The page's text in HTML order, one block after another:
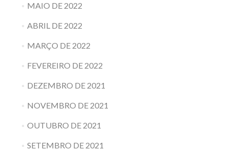
MAIO DE 2022
ABRIL DE 2022
MARÇO DE 2022
FEVEREIRO DE 2022
DEZEMBRO DE 2021
NOVEMBRO DE 2021
OUTUBRO DE 2021
SETEMBRO DE 2021